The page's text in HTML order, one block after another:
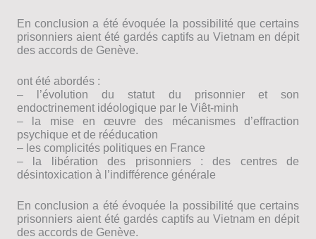
En conclusion a été évoquée la possibilité que certains
prisonniers aient été gardés captifs au Vietnam en dépit
des accords de Genève.
ont été abordés :
– l’évolution du statut du prisonnier et son
endoctrinement idéologique par le Viêt-minh
– la mise en œuvre des mécanismes d’effraction
psychique et de rééducation
– les complicités politiques en France
– la libération des prisonniers : des centres de
désintoxication à l’indifférence générale
En conclusion a été évoquée la possibilité que certains
prisonniers aient été gardés captifs au Vietnam en dépit
des accords de Genève.